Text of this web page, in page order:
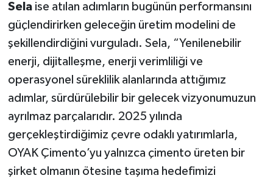
Selaise atılan adımların bugünün performansını
güçlendirirken geleceğin üretim modelini de
şekillendirdiğini vurguladı. Sela, “Yenilenebilir
enerji, dijitalleşme, enerji verimliliği ve
operasyonel süreklilik alanlarında attığımız
adımlar, sürdürülebilir bir gelecek vizyonumuzun
ayrılmaz parçalarıdır. 2025 yılında
gerçekleştirdiğimiz çevre odaklı yatırımlarla,
OYAK Çimento’yu yalnızca çimento üreten bir
şirket olmanın ötesine taşıma hedefimizi